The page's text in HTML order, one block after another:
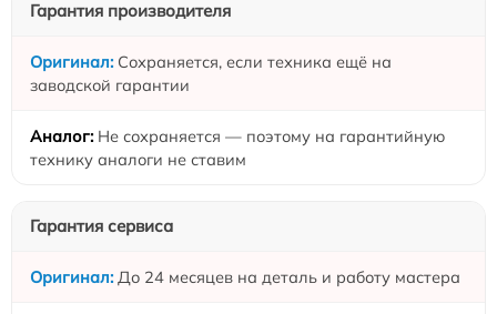
Гарантия производителя
Сохраняется, если техника ещё на
заводской гарантии
Не сохраняется — поэтому на гарантийную
технику аналоги не ставим
Гарантия сервиса
До 24 месяцев на деталь и работу мастера